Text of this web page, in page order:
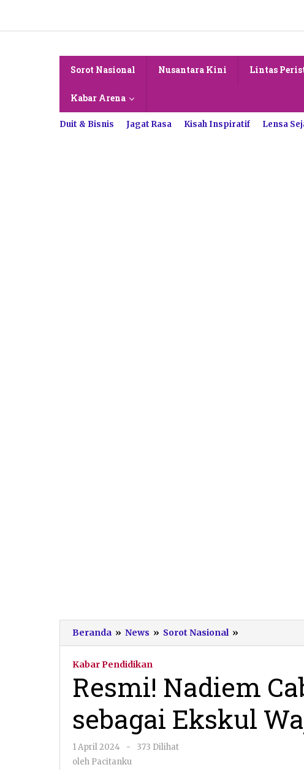
konten
Sorot Nasional Nusantara Kini Lintas
Kabar Arena
Duit & Bisnis Jagat Rasa Kisah Inspiratif Lensa
Beranda » News » Sorot Nasional »
Nadiem
Pramuka
sebagai
Ekskul
Wajib
Kabar Pendidikan
Resmi! Nadiem
sebagai Ekskul
1 April 2024
oleh
Pacitanku
-
373 Dilihat
oleh Pacitanku